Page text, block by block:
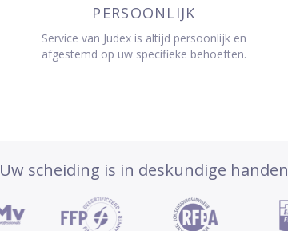
PERSOONLIJK
Service van Judex is altijd persoonlijk en
afgestemd op uw specifieke behoeften.
Uw scheiding is in deskundige handen